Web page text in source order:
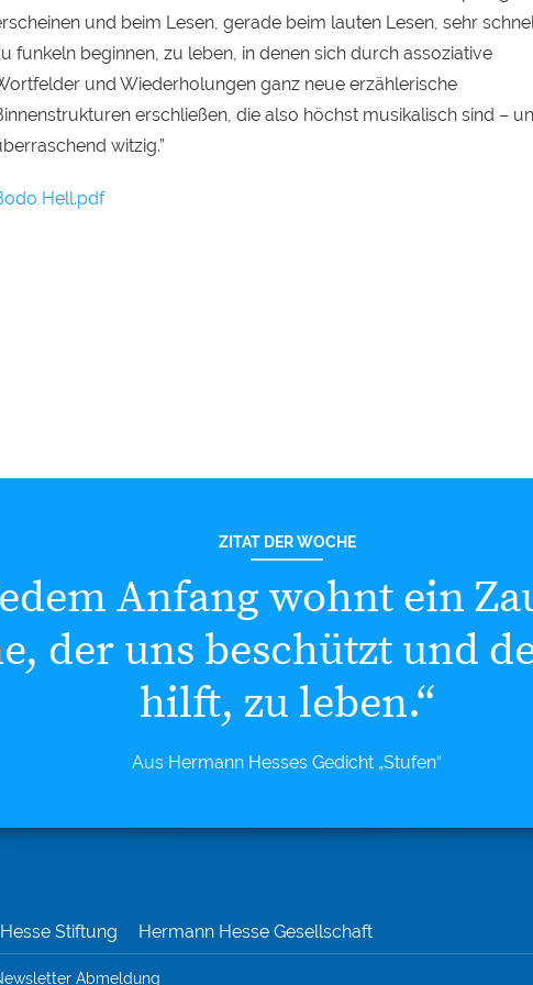
und beim Lesen, gerade beim lauten Lesen, sehr
funkeln beginnen, zu leben, in denen sich durch assoziative
und Wiederholungen ganz neue erzählerische
erschließen, die also höchst musikalisch sind –
witzig.”
Hell.pdf
ZITAT DER WOCHE
Anfang wohnt ein
der uns beschützt und
hilft, zu leben.“
Aus Hermann Hesses Gedicht „Stufen“
Stiftung Hermann Hesse Gesellschaft
Abmeldung